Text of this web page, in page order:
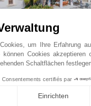
D'èze
um Ihre Erfahrung
können Cookies akzeptieren
Schaltflächen
Consentements certifiés par
Einrichten